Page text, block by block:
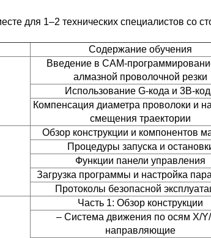
для 1–2 технических специалистов со
Содержание обучения
Введение в CAM-
алмазной проволочной резки
Использование G-кода и 3B-
Компенсация диаметра проволоки и
смещения траектории
Обзор конструкции и компонентов
Процедуры запуска и
Функции панели управления
Загрузка программы и настройка
Протоколы безопасной
Часть 1: Обзор конструкции
– Система движения по осям X/
направляющие